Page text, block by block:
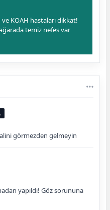
ve KOAH hastaları dikkat!
temiz nefes var
görmezden gelmeyin
yapıldı! Göz sorununa